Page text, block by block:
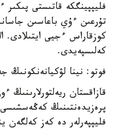
فليپپينگكە قاتىستى
تۇرعىن ءۇي باعاسىن
كوزقاراس ءجيى ايتىلادى.
كەلىسپەيدى.
فوتو: نينا لۋكيانەنكونىڭ
قازاقستان
پرەزيدەنتىنىڭ كەڭەسشىسى
فليپپەرلەر دە كەز كەلگەن